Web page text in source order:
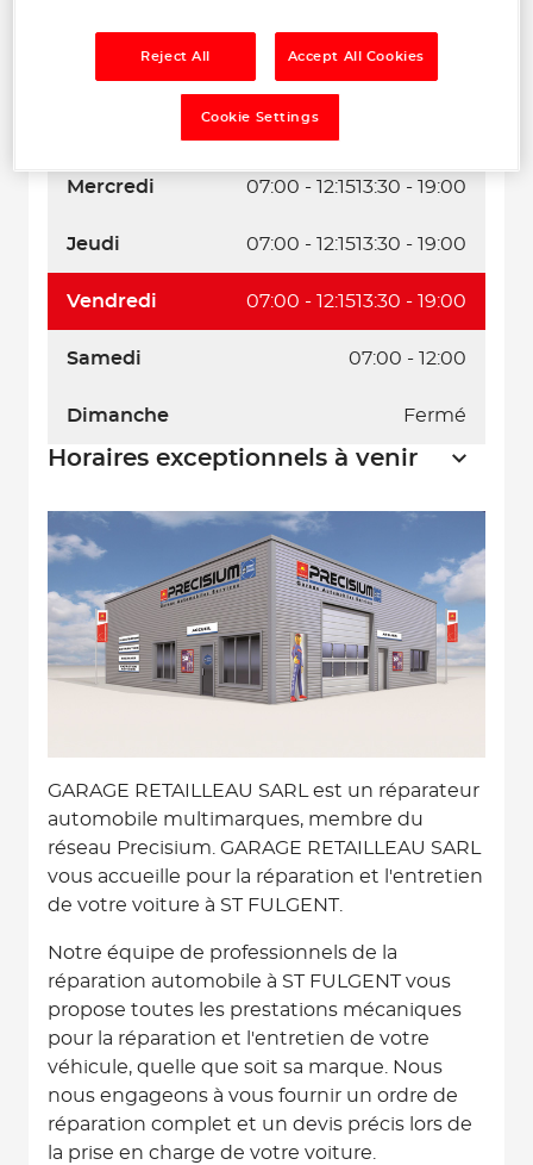
Horaires d'ouverture
07:00 - 12:15
Mercredi 07:00 - 12:1513:30 - 19:00
Jeudi 07:00 - 12:1513:30 - 19:00
Vendredi 07:00 - 12:1513:30 - 19:00
Samedi 07:00 - 12:00
Dimanche Fermé
Horaires exceptionnels à venir
GARAGE RETAILLEAU SARL est un réparateur
automobile multimarques, membre du
réseau Precisium. GARAGE RETAILLEAU SARL
vous accueille pour la réparation et l'entretien
de votre voiture à ST FULGENT.
Notre équipe de professionnels de la
réparation automobile à ST FULGENT vous
propose toutes les prestations mécaniques
pour la réparation et l'entretien de votre
véhicule, quelle que soit sa marque. Nous
nous engageons à vous fournir un ordre de
réparation complet et un devis précis lors de
la prise en charge de votre voiture.
Reject All Accept All Cookies
Cookie Settings